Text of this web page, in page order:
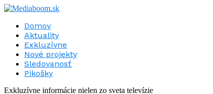
Domov
Aktuality
Exkluzívne
Nové projekty
Sledovanosť
Pikošky
Exkluzívne informácie nielen zo sveta televízie